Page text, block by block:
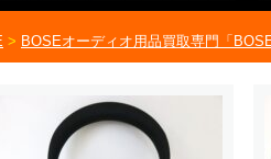
> BOSEオーディオ用品買取専門「